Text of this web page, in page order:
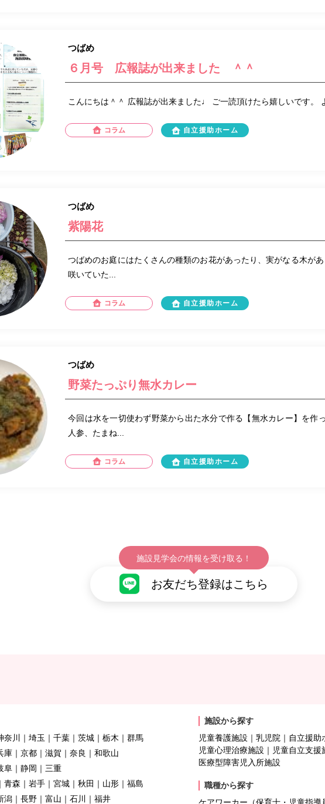
つばめ
６月号 広報誌が出来ました ＾＾
こんにちは＾＾ 広報誌が出来ました♩ ご一読頂けたら嬉しいです。
コラム 自立援助ホーム
つばめ
紫陽花
つばめのお庭にはたくさんの種類のお花があったり、実がなる木が
咲いていた...
コラム 自立援助ホーム
つばめ
野菜たっぷり無水カレー
今回は水を一切使わず野菜から出た水分で作る【無水カレー】を作
人参、たまね...
コラム 自立援助ホーム
施設見学会の情報を受け取る！
お友だち登録はこちら
奈川 埼玉 千葉 茨城 栃木
群馬
庫 京都 滋賀 奈良
和歌山
阜 静岡
三重
青森 岩手 宮城 秋田 山形
福島
潟 長野 富山 石川 福井
施設から探す
児童養護施設
乳児院 自立援助
児童心理治療施設
児童自立支援
医療型障害児入所施設
職種から探す
ケアワーカー（保育士・児童指導